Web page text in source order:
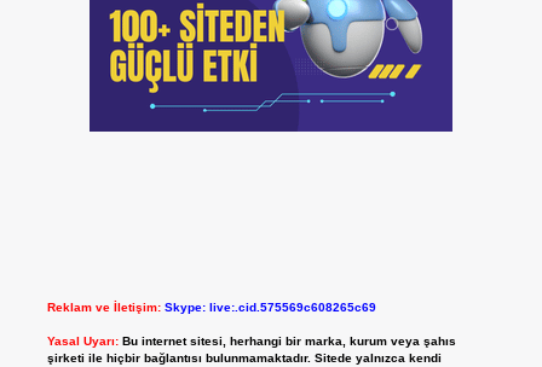
Reklam ve İletişim: Skype: live:.cid.575569c608265c69
Yasal Uyarı: Bu internet sitesi, herhangi bir marka, kurum veya şahıs
şirketi ile hiçbir bağlantısı bulunmamaktadır. Sitede yalnızca kendi